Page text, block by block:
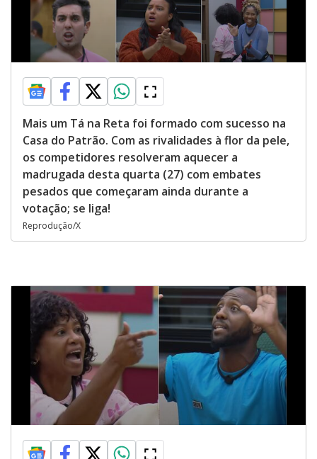
Mais um Tá na Reta foi formado com sucesso na
Casa do Patrão. Com as rivalidades à flor da pele,
os competidores resolveram aquecer a
madrugada desta quarta (27) com embates
pesados que começaram ainda durante a
votação; se liga!
Reprodução/X